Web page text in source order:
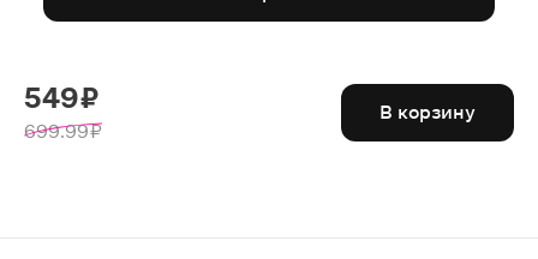
549 ₽
699.99 ₽
В корзину